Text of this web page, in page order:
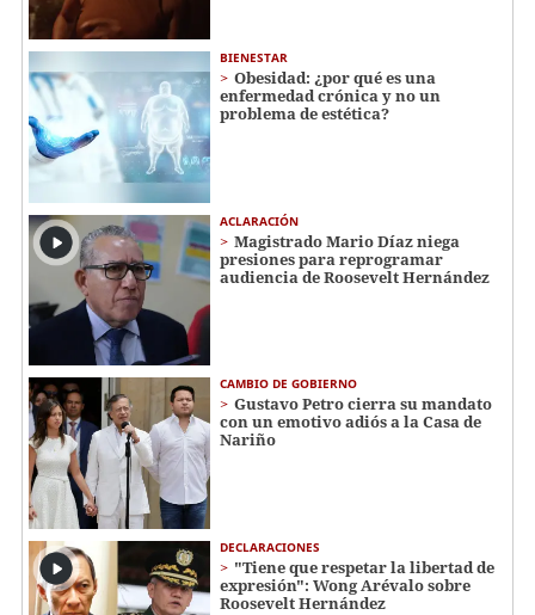
BIENESTAR
Obesidad: ¿por qué es una
enfermedad crónica y no un
problema de estética?
ACLARACIÓN
Magistrado Mario Díaz niega
presiones para reprogramar
audiencia de Roosevelt Hernández
CAMBIO DE GOBIERNO
Gustavo Petro cierra su mandato
con un emotivo adiós a la Casa de
Nariño
DECLARACIONES
"Tiene que respetar la libertad de
expresión": Wong Arévalo sobre
Roosevelt Hernández